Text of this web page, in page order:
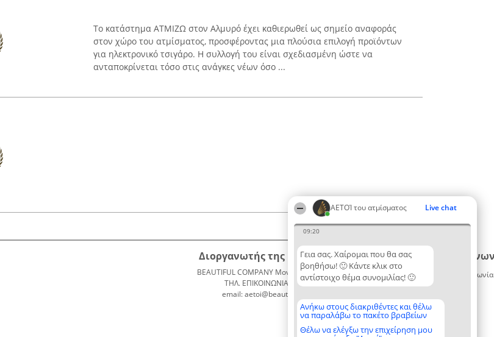
ΑΕΤΟΊ του ατμίσματος Live chat
09:20
Γεια σας. Χαίρομαι που θα σας
βοηθήσω! 🙂 Κάντε κλικ στο
αντίστοιχο θέμα συνομιλίας! 🙂
Ανήκω στους διακριθέντες και θέλω
να παραλάβω το πακέτο βραβείων
Θέλω να ελέγξω την επιχείρηση μου
Το κατάστημα ΑΤΜΙΖΩ στον Αλμυρό έχει καθιερωθεί ως σημείο αναφοράς
στον χώρο του ατμίσματος, προσφέροντας μια πλούσια επιλογή προϊόντων
για ηλεκτρονικό τσιγάρο. Η συλλογή του είναι σχεδιασμένη ώστε να
ανταποκρίνεται τόσο στις ανάγκες νέων όσο ...
Διοργανωτής της κατάταξης
BEAUTIFUL COMPANY Μονοπρόσωπη ΙΚΕ
ΤΗΛ. ΕΠΙΚΟΙΝΩΝΙΑΣ: 2104128019
email: aetoi@beautifulcompany.co
Κατάταξη
Διακριθέντες
Λίστα
διακριθέντων
Μεθοδολογία
Όροι &
Επικοινωνία